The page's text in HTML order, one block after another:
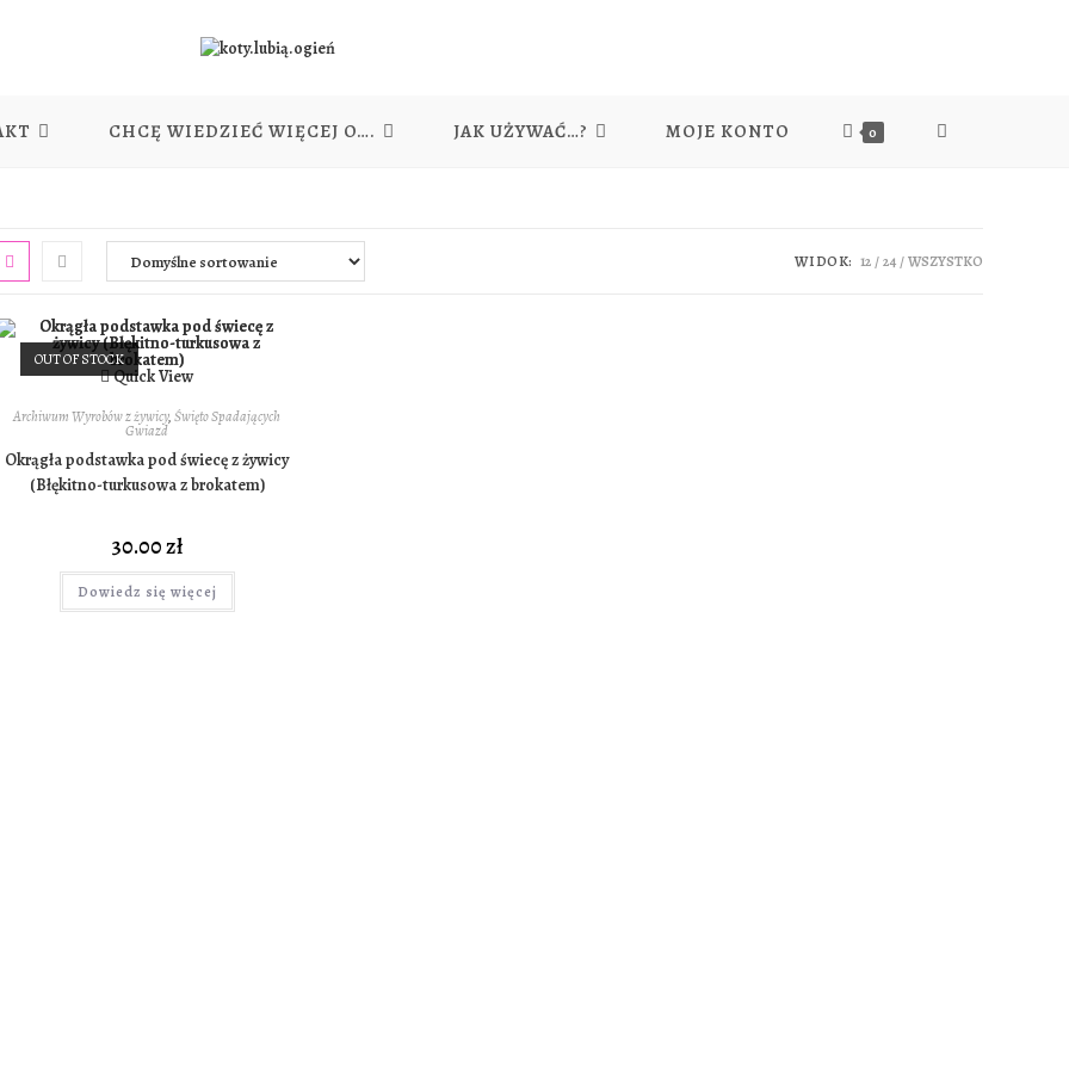
CHCĘ WIEDZIEĆ WIĘCEJ O…. JAK UŻYWAĆ…? MOJE KONTO 0 TOGGLE
WIDOK: 12 24 WSZYSTKO
OUT OF STOCK
Quick View
Archiwum Wyrobów z żywicy,Święto Spadających
Gwiazd
Okrągła podstawka pod świecę z żywicy
(Błękitno-turkusowa z brokatem)
30.00zł
Dowiedz się więcej